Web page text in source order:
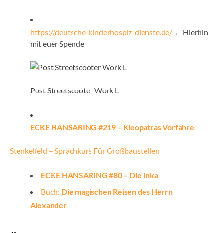
https://deutsche-kinderhospiz-dienste.de/← Hierhin
mit euer Spende
Post Streetscooter Work L
ECKE HANSARING #219 – Kleopatras Vorfahre
Stenkelfeld – Sprachkurs Für Großbaustellen
ECKE HANSARING #80 – Die Inka
Buch: Die magischen Reisen des Herrn
Alexander